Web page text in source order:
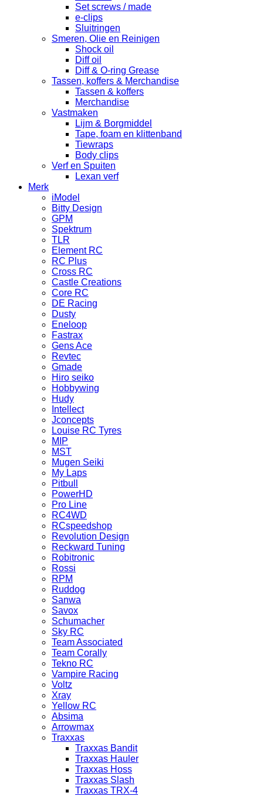
Set screws / made
e-clips
Sluitringen
Smeren, Olie en Reinigen
Shock oil
Diff oil
Diff & O-ring Grease
Tassen, koffers & Merchandise
Tassen & koffers
Merchandise
Vastmaken
Lijm & Borgmiddel
Tape, foam en klittenband
Tiewraps
Body clips
Verf en Spuiten
Lexan verf
Merk
iModel
Bitty Design
GPM
Spektrum
TLR
Element RC
RC Plus
Cross RC
Castle Creations
Core RC
DE Racing
Dusty
Eneloop
Fastrax
Gens Ace
Revtec
Gmade
Hiro seiko
Hobbywing
Hudy
Intellect
Jconcepts
Louise RC Tyres
MIP
MST
Mugen Seiki
My Laps
Pitbull
PowerHD
Pro Line
RC4WD
RCspeedshop
Revolution Design
Reckward Tuning
Robitronic
Rossi
RPM
Ruddog
Sanwa
Savox
Schumacher
Sky RC
Team Associated
Team Corally
Tekno RC
Vampire Racing
Voltz
Xray
Yellow RC
Absima
Arrowmax
Traxxas
Traxxas Bandit
Traxxas Hauler
Traxxas Hoss
Traxxas Slash
Traxxas TRX-4